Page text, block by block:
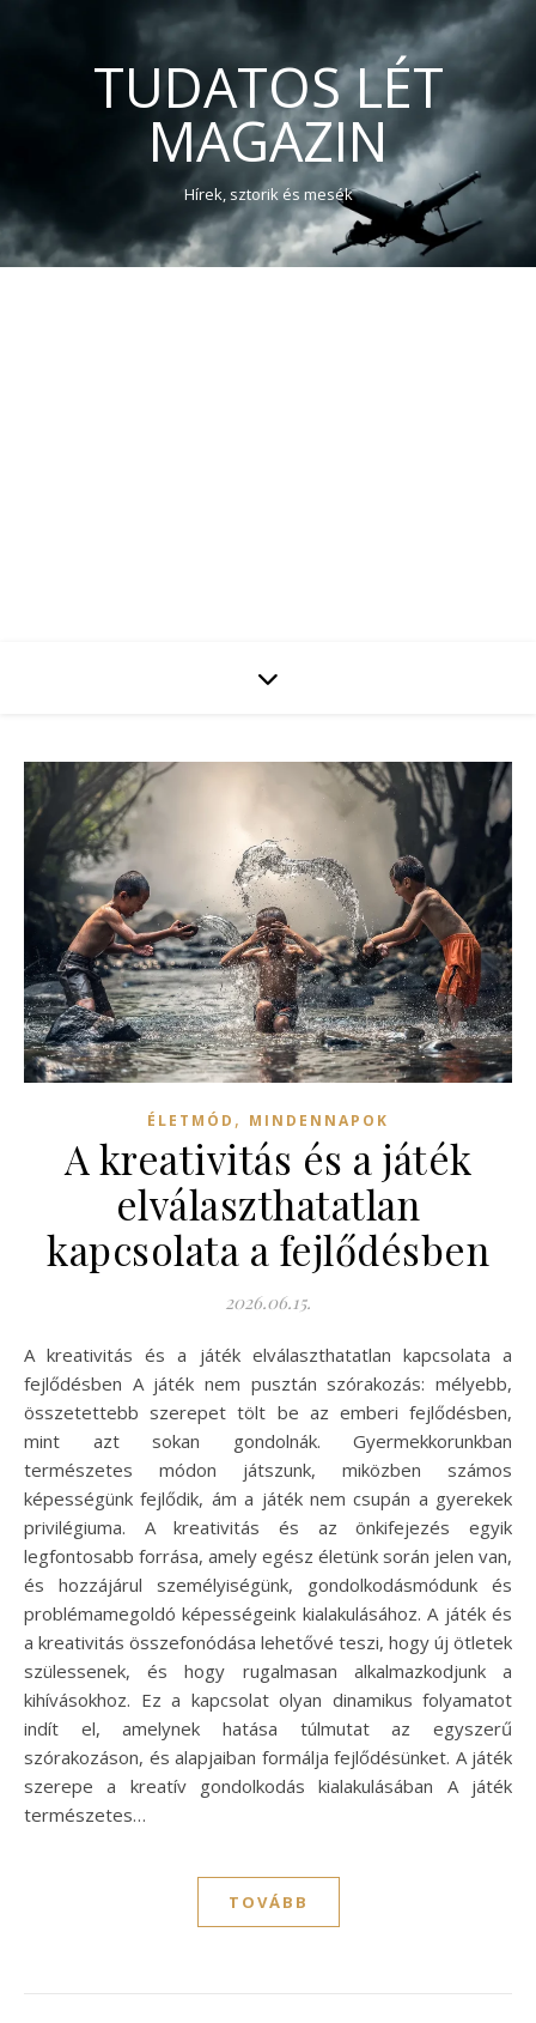
TUDATOS LÉT
MAGAZIN
Hírek, sztorik és mesék
ÉLETMÓD , MINDENNAPOK
A kreativitás és a játék
elválaszthatatlan
kapcsolata a fejlődésben
2026.06.15.
A kreativitás és a játék elválaszthatatlan kapcsolata a
fejlődésben A játék nem pusztán szórakozás: mélyebb,
összetettebb szerepet tölt be az emberi fejlődésben,
mint azt sokan gondolnák. Gyermekkorunkban
természetes módon játszunk, miközben számos
képességünk fejlődik, ám a játék nem csupán a gyerekek
privilégiuma. A kreativitás és az önkifejezés egyik
legfontosabb forrása, amely egész életünk során jelen van,
és hozzájárul személyiségünk, gondolkodásmódunk és
problémamegoldó képességeink kialakulásához. A játék és
a kreativitás összefonódása lehetővé teszi, hogy új ötletek
szülessenek, és hogy rugalmasan alkalmazkodjunk a
kihívásokhoz. Ez a kapcsolat olyan dinamikus folyamatot
indít el, amelynek hatása túlmutat az egyszerű
szórakozáson, és alapjaiban formálja fejlődésünket. A játék
szerepe a kreatív gondolkodás kialakulásában A játék
természetes…
TOVÁBB